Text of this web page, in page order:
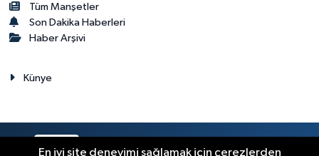
Tüm Manşetler
Son Dakika Haberleri
Haber Arşivi
Künye
RSS Copyright © 2023. Her hakkı saklıdır.
En iyi site deneyimi sağlamak için çerezlerden